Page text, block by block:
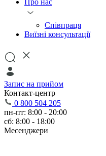
Про нас
Співпраця
Виїзні консультації
Запис на прийом
Контакт-центр
0 800 504 205
пн-пт: 8:00 - 20:00
сб: 8:00 - 18:00
Месенджери